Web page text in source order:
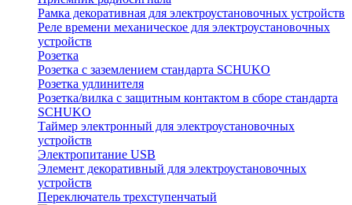
Рамка декоративная для электроустановочных устройств
Реле времени механическое для электроустановочных
устройств
Розетка
Розетка с заземлением стандарта SCHUKO
Розетка удлинителя
Розетка/вилка с защитным контактом в сборе стандарта
SCHUKO
Таймер электронный для электроустановочных
устройств
Электропитание USB
Элемент декоративный для электроустановочных
устройств
Переключатель трехступенчатый